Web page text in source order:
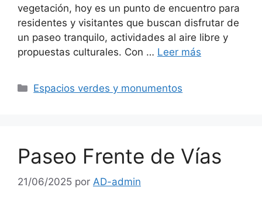
vegetación, hoy es un punto de encuentro para
residentes y visitantes que buscan disfrutar de
un paseo tranquilo, actividades al aire libre y
propuestas culturales. Con … Leer más
Espacios verdes y monumentos
Paseo Frente de Vías
21/06/2025 por AD-admin